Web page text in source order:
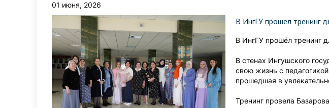
01 июня, 2026
В ИнгГУ прошёл тренинг
В ИнгГУ прошёл тренинг
В стенах Ингушского
свою жизнь с
прошедшая в
Тренинг провела